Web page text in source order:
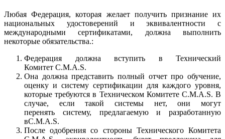
Любая Федерация, которая желает получить признание их
национальных удостоверений и эквивалентности с
международными сертификатами, должна выполнить
некоторые обязательства.:
Федерация должна вступить в Технический
Комитет C.M.A.S.
Она должна представить полный отчет про обучение,
оценку и систему сертификации для каждого уровня,
которые требуются в Техническом Комитете C.M.A.S. В
случае, если такой системы нет, они могут
перенять систему, предлагаемую и разработанную
вC.M.A.S.
После одобрения со стороны Технического Комитета